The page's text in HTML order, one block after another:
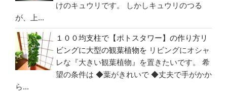
ン
タ
ー】
で
キ
ュ
けのキュウリです。 しかしキュウリのつる
が、上...
１００均支柱で【ポトスタワー】の作り方リ
ビングに大型の観葉植物を リビングにオシャ
レな『大きい観葉植物』を置きたいです。 希
望の条件は ◆葉がきれいで ◆丈夫で手がかか
ら...